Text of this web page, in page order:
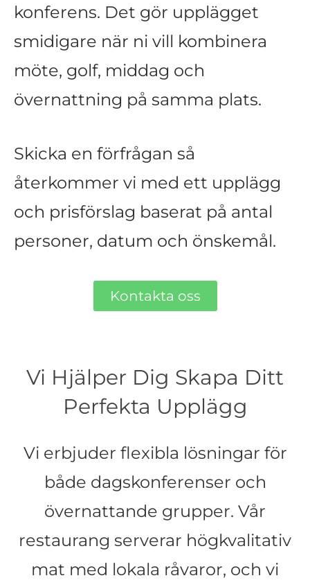
konferens. Det gör upplägget
smidigare när ni vill kombinera
möte, golf, middag och
övernattning på samma plats.
Skicka en förfrågan så
återkommer vi med ett upplägg
och prisförslag baserat på antal
personer, datum och önskemål.
Kontakta oss
Vi Hjälper Dig Skapa Ditt
Perfekta Upplägg
Vi erbjuder flexibla lösningar för
både dagskonferenser och
övernattande grupper. Vår
restaurang serverar högkvalitativ
mat med lokala råvaror, och vi